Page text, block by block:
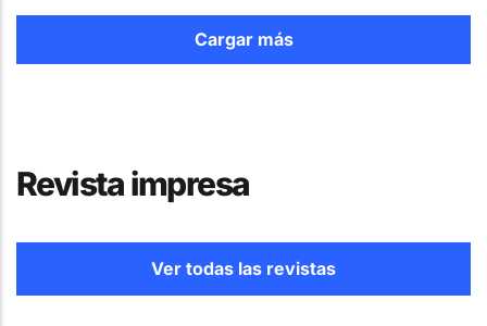
Cargar más
Revista impresa
Ver todas las revistas